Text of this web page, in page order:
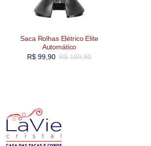
Saca Rolhas Elétrico Elite
Automático
R$189,90
R$99,90